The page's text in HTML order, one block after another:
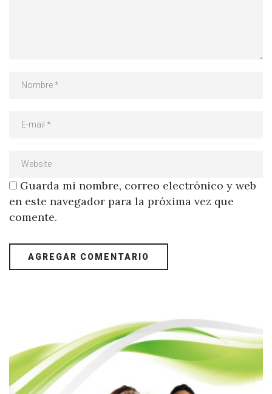
Guarda mi nombre, correo electrónico y web
en este navegador para la próxima vez que
comente.